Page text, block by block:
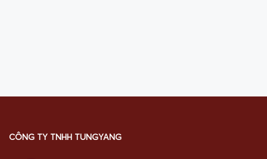
CÔNG TY TNHH TUNGYANG